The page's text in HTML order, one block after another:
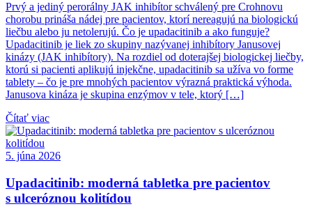
Prvý a jediný perorálny JAK inhibítor schválený pre Crohnovu
chorobu prináša nádej pre pacientov, ktorí nereagujú na biologickú
liečbu alebo ju netolerujú. Čo je upadacitinib a ako funguje?
Upadacitinib je liek zo skupiny nazývanej inhibítory Janusovej
kinázy (JAK inhibítory). Na rozdiel od doterajšej biologickej liečby,
ktorú si pacienti aplikujú injekčne, upadacitinib sa užíva vo forme
tablety – čo je pre mnohých pacientov výrazná praktická výhoda.
Janusova kináza je skupina enzýmov v tele, ktorý […]
Čítať viac
5. júna 2026
Upadacitinib: moderná tabletka pre pacientov
s ulceróznou kolitídou